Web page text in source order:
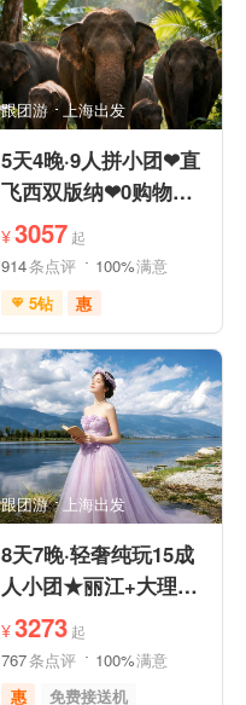
森林公园
自然山水
跟团游 上海出发
5天4晚·9人拼小团❤直
飞西双版纳❤0购物纯
玩·豪奢五星五钻泳池
度假
¥3057 起
914条点评 100%满意
5钻
惠
免费接送机
管家服务
品质游
休闲游
家庭游
摄影之旅
休闲度假
自然山水
美食享受
世界遗产
亲子休闲
动植物园
小众风光
森林公园
美景探索
跟团游 上海出发
8天7晚·轻奢纯玩15成
人小团★丽江+大理
+香格里拉/泸沽湖★直
飞丽江
¥3273 起
767条点评 100%满意
惠
免费接送机